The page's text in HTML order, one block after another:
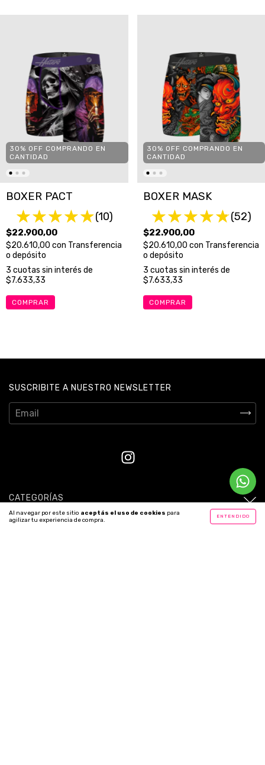
Al navegar por este sitio aceptás el uso de cookies para
agilizar tu experiencia de compra.
ENTENDIDO
30% OFF COMPRANDO EN
CANTIDAD
BOXER PACT
(10)
$22.900,00
$20.610,00 con Transferencia
o depósito
3 cuotas sin interés de
$7.633,33
COMPRAR
30% OFF COMPRANDO EN
CANTIDAD
BOXER MASK
(52)
$22.900,00
$20.610,00 con Transferencia
o depósito
3 cuotas sin interés de
$7.633,33
COMPRAR
SUSCRIBITE A NUESTRO NEWSLETTER
CATEGORÍAS